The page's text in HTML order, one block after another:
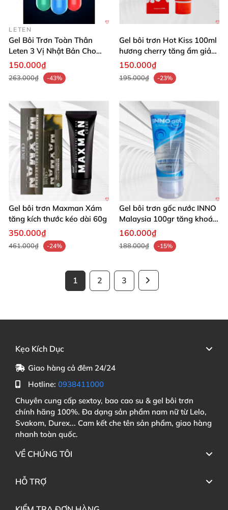
LETEN
Gel Bôi Trơn Toàn Thân
Leten 3 Vị Nhật Bản Cho
Nam Nữ
150.000₫
263.000₫ -43%
Gel bôi trơn Hot Kiss 100ml
hương cherry tăng ẩm giảm
khô rát
150.000₫
195.000₫ -23%
Gel bôi trơn Maxman Xám
tăng kích thước kéo dài 60g
350.000₫
461.000₫ -24%
Gel bôi trơn gốc nước INNO
Malaysia 100gr tăng khoái
cảm
160.000₫
188.000₫ -15%
1 2 3
Kẹo Kích Dục
Giao hàng cả đêm 24/24
Hotline: 0938411000
Chuyên cung cấp sextoy, bao cao su & gel bôi trơn
chính hãng 100%. Đa dạng sản phẩm nam nữ từ Lelo,
Svakom, Durex... Cam kết che tên sản phẩm, giao hàng
nhanh toàn quốc.
VỀ CHÚNG TÔI
HỖ TRỢ